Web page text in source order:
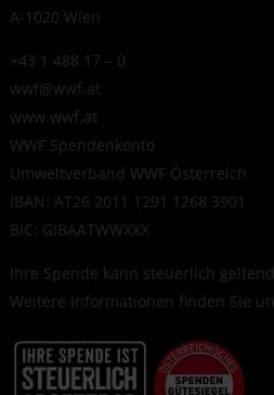
A-1020 Wien
+43 1 488 17 – 0
wwf@wwf.at
www.wwf.at
WWF Spendenkonto
Umweltverband WWF Österreich
IBAN: AT26 2011 1291 1268 3901
BIC: GIBAATWWXXX
Ihre Spende kann steuerlich
Weitere Informationen finden Sie